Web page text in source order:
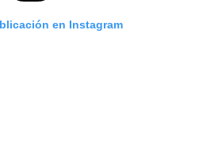
en Instagram